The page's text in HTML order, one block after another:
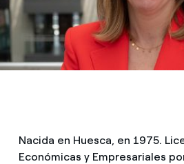
¿Cómo ver mis facturas de
¿Cómo cambiar el titular del
¿Has recibido una oferta
¿Gestionas varias
Compromiso
Nacida en Huesca, en 1975.
Económicas y Empresariales